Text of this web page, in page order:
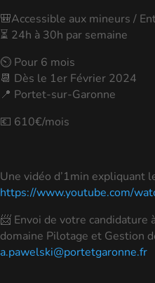
🎒Accessible aux mineurs /
⏳ 24h à 30h par semaine
⏲ Pour 6 mois
📆 Dès le 1er Février 2024
📍 Portet-sur-Garonne
💶 610€/mois
Une vidéo d’1min expliquant
https://www.youtube.com/
📨 Envoi de votre candidature
domaine Pilotage et Gestion
a.pawelski@portetgaronne.fr